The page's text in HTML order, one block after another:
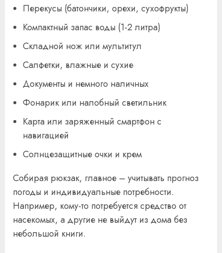
Перекусы (батончики, орехи, сухофрукты)
Компактный запас воды (1-2 литра)
Складной нож или мультитул
Салфетки, влажные и сухие
Документы и немного наличных
Фонарик или налобный светильник
Карта или заряженный смартфон с
навигацией
Солнцезащитные очки и крем
Собирая рюкзак, главное – учитывать прогноз
погоды и индивидуальные потребности.
Например, кому-то потребуется средство от
насекомых, а другие не выйдут из дома без
небольшой книги.